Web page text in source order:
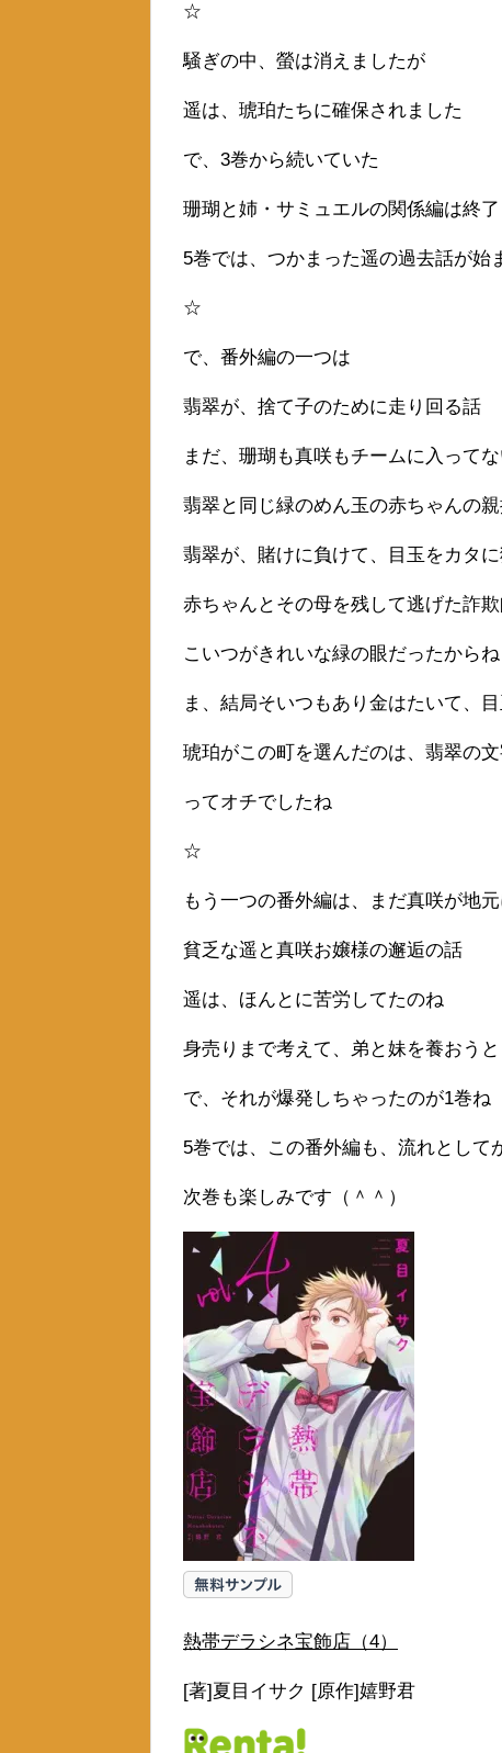
☆
騒ぎの中、螢は消えましたが
遥は、琥珀たちに確保されました
で、3巻から続いていた
珊瑚と姉・サミュエルの関係編は終了
5巻では、つかまった遥の過去話が始
☆
で、番外編の一つは
翡翠が、捨て子のために走り回る話
まだ、珊瑚も真咲もチームに入って
翡翠と同じ緑のめん玉の赤ちゃんの
翡翠が、賭けに負けて、目玉をカタ
赤ちゃんとその母を残して逃げた詐
こいつがきれいな緑の眼だったからね
ま、結局そいつもあり金はたいて、
琥珀がこの町を選んだのは、翡翠の
ってオチでしたね
☆
もう一つの番外編は、まだ真咲が地
貧乏な遥と真咲お嬢様の邂逅の話
遥は、ほんとに苦労してたのね
身売りまで考えて、弟と妹を養おう
で、それが爆発しちゃったのが1巻ね
5巻では、この番外編も、流れとして
次巻も楽しみです（＾＾）
熱帯デラシネ宝飾店（4）
[著]夏目イサク [原作]嬉野君